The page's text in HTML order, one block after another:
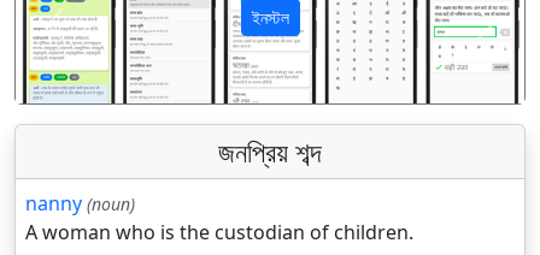
ইনস্টল
पिछला अगला
জনপ্রিয় শব্দ
nanny (noun)
A woman who is the custodian of children.